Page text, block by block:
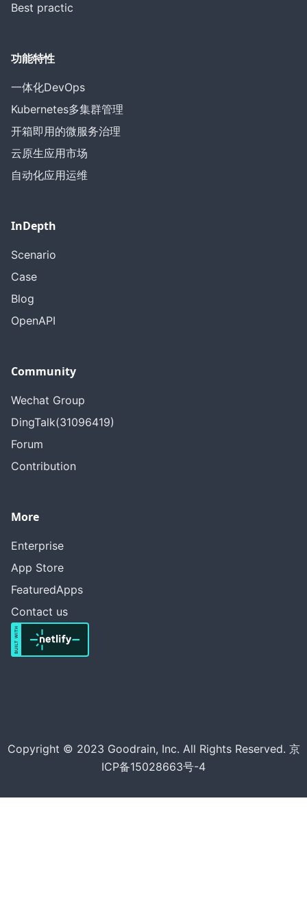
Best practic
功能特性
一体化DevOps
Kubernetes多集群管理
开箱即用的微服务治理
云原生应用市场
自动化应用运维
InDepth
Scenario
Case
Blog
OpenAPI
Community
Wechat Group
DingTalk(31096419)
Forum
Contribution
More
Enterprise
App Store
FeaturedApps
Contact us
Copyright © 2023 Goodrain, Inc. All Rights Reserved. 京
ICP备15028663号-4